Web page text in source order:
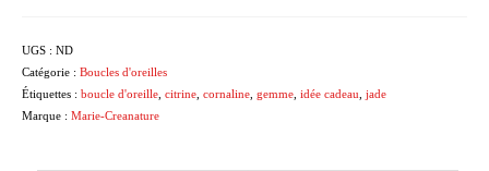
UGS : ND
Catégorie : Boucles d'oreilles
Étiquettes : boucle d'oreille citrine cornaline gemme idée cadeau jade
Marque : Marie-Creanature